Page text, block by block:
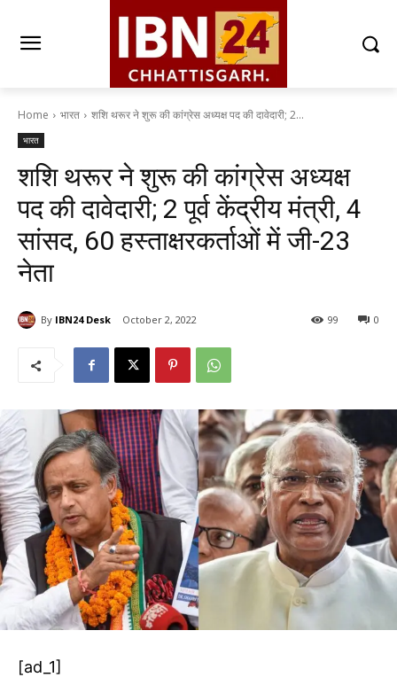
Home भारत शशि थरूर ने शुरू की कांग्रेस अध्यक्ष पद की दावेदारी; 2...
भारत
शशि थरूर ने शुरू की कांग्रेस अध्यक्ष
पद की दावेदारी; 2 पूर्व केंद्रीय मंत्री, 4
सांसद, 60 हस्ताक्षरकर्ताओं में जी-23
नेता
By IBN24 Desk October 2, 2022 0
99
[ad_1]